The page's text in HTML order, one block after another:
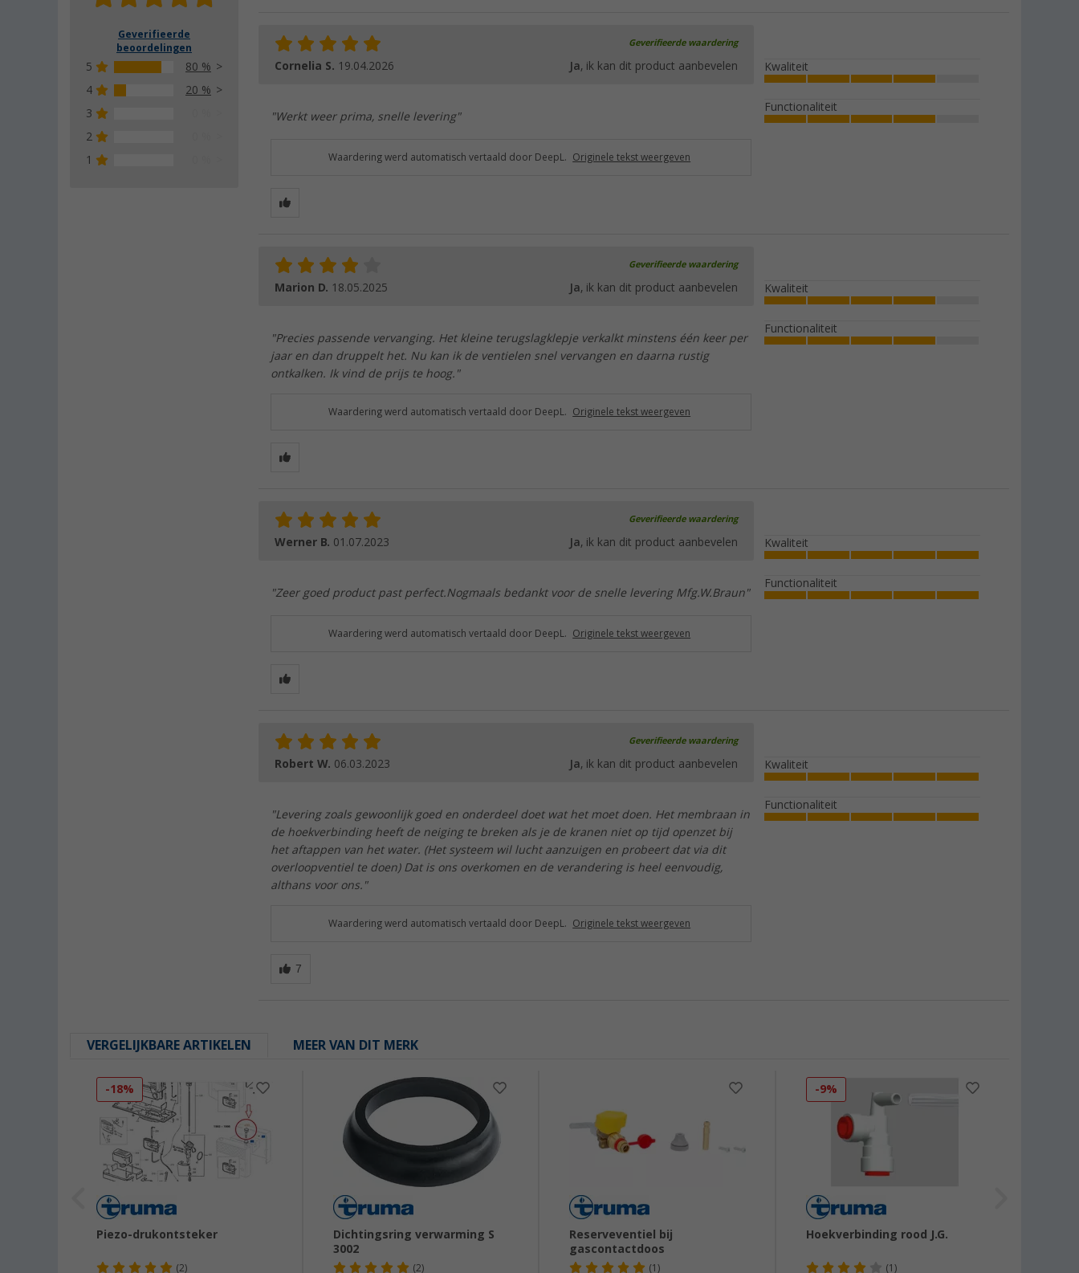
Geverifieerde
beoordelingen
5
80 %
4
20 %
3
2
1
Geverifieerde waardering
Cornelia S. 19.04.2026 Ja, ik kan dit product aanbevelen
"Werkt weer prima, snelle levering"
Kwaliteit
Functionaliteit
Waardering werd automatisch vertaald door DeepL. Originele tekst weergeven
Geverifieerde waardering
Marion D. 18.05.2025 Ja, ik kan dit product aanbevelen
"Precies passende vervanging. Het kleine terugslagklepje verkalkt minstens één keer per
jaar en dan druppelt het. Nu kan ik de ventielen snel vervangen en daarna rustig
ontkalken. Ik vind de prijs te hoog."
Kwaliteit
Functionaliteit
Waardering werd automatisch vertaald door DeepL. Originele tekst weergeven
Geverifieerde waardering
Werner B. 01.07.2023 Ja, ik kan dit product aanbevelen
"Zeer goed product past perfect.Nogmaals bedankt voor de snelle levering Mfg.W.Braun"
Kwaliteit
Functionaliteit
Waardering werd automatisch vertaald door DeepL. Originele tekst weergeven
Geverifieerde waardering
Robert W. 06.03.2023 Ja, ik kan dit product aanbevelen
"Levering zoals gewoonlijk goed en onderdeel doet wat het moet doen. Het membraan in
de hoekverbinding heeft de neiging te breken als je de kranen niet op tijd openzet bij
het aftappen van het water. (Het systeem wil lucht aanzuigen en probeert dat via dit
overloopventiel te doen) Dat is ons overkomen en de verandering is heel eenvoudig,
althans voor ons."
Kwaliteit
Functionaliteit
Waardering werd automatisch vertaald door DeepL. Originele tekst weergeven
VERGELIJKBARE ARTIKELEN MEER VAN DIT MERK
-18%
Piezo-drukontsteker
(2)
Dichtingsring verwarming S
3002
(2)
Reserveventiel bij
gascontactdoos
(1)
-9%
Hoekverbinding rood J.G.
(1)